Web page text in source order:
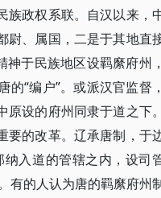
族政权系联。自汉以来，
尉、属国，二是于其地直
于民族地区设羁縻府州，
“编户”。或派汉官监督，
设的府州同隶于道之下。
要的改革。辽承唐制，于
入道的管辖之内，设司
有的人认为唐的羁縻府州